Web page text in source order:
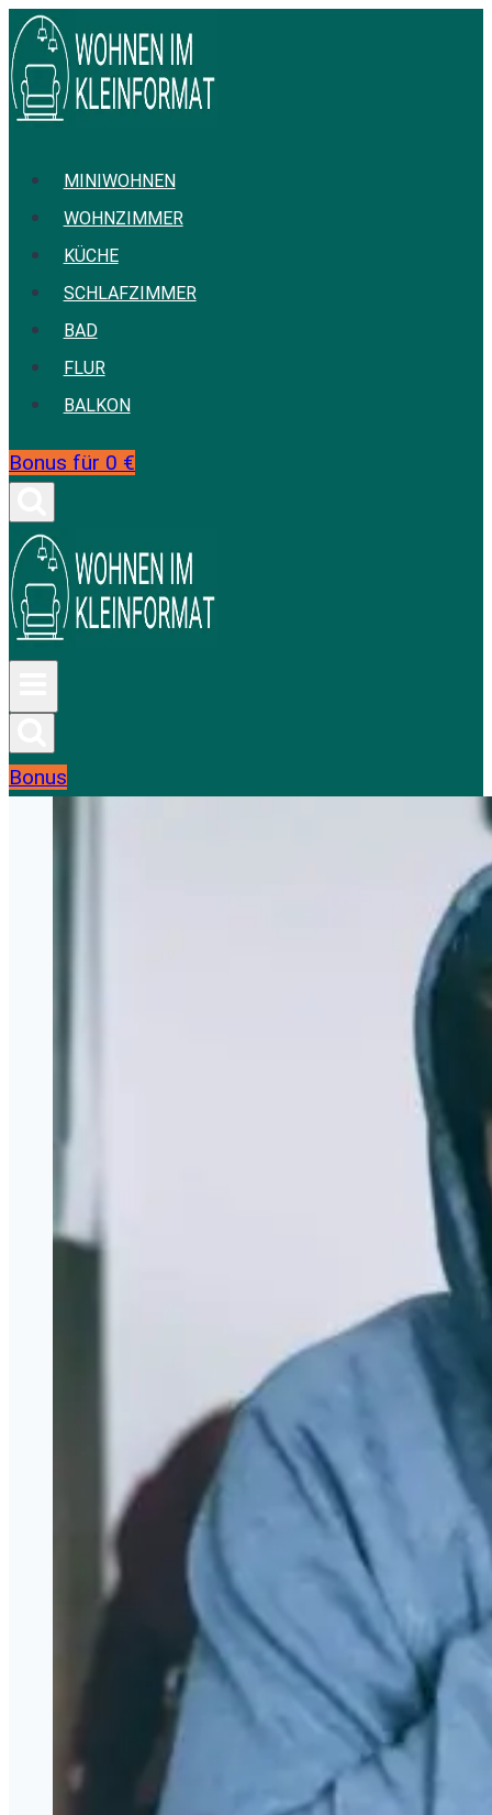
Zum
Inhalt
springen
MINIWOHNEN
WOHNZIMMER
KÜCHE
SCHLAFZIMMER
BAD
FLUR
BALKON
Bonus für 0 €
Bonus